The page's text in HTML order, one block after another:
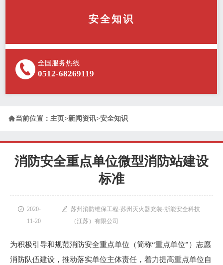
安全知识
全国服务热线
0512-68269119
当前位置： 主页>新闻资讯>安全知识
消防安全重点单位微型消防站建设
标准
 2020-
11-20
 苏州消防维保工程-苏州灭火器充装-浙能安全科技
（江苏）有限公司
为积极引导和规范消防安全重点单位（简称“重点单位”）志愿
消防队伍建设，推动落实单位主体责任，着力提高重点单位自